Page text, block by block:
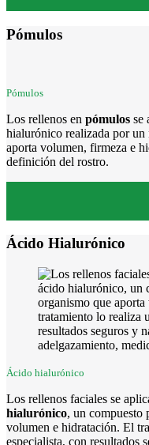
Pómulos
Pómulos
Los rellenos en pómulos se
hialurónico realizada por un
aporta volumen, firmeza e
definición del rostro.
Ácido Hialurónico
Ácido hialurónico
Los rellenos faciales se
hialurónico, un compuesto
volumen e hidratación. El
especialista, con resultados